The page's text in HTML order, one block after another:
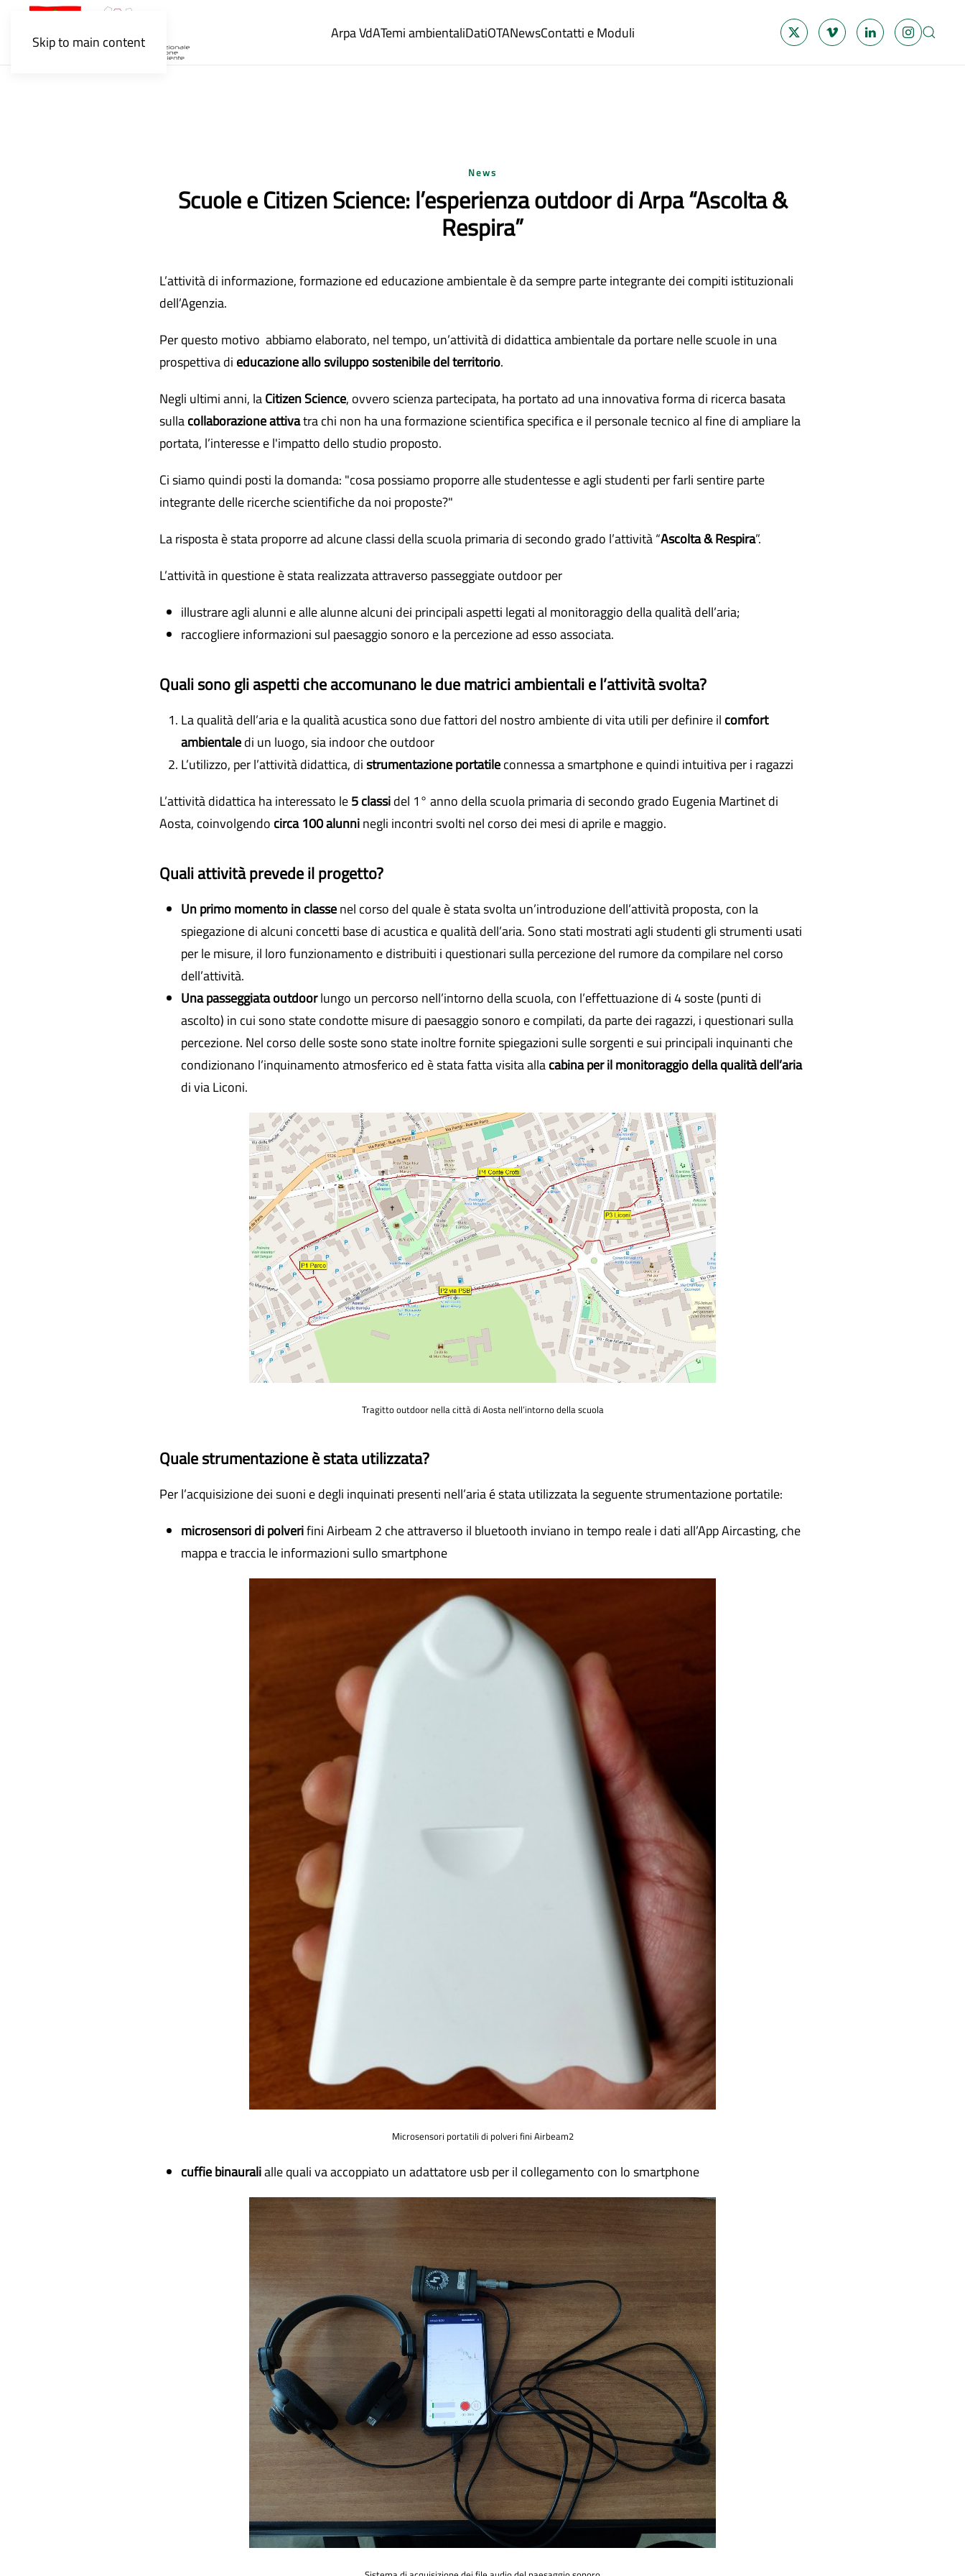
Skip to main content Arpa VdATemi ambientaliDatiOTANewsContatti e Moduli
News
Scuole e Citizen Science: l’esperienza outdoor di Arpa “Ascolta &
Respira”
L’attività di informazione, formazione ed educazione ambientale è da sempre parte integrante dei compiti istituzionali
dell’Agenzia.
Per questo motivo abbiamo elaborato, nel tempo, un’attività di didattica ambientale da portare nelle scuole in una
prospettiva di educazione allo sviluppo sostenibile del territorio.
Negli ultimi anni, laCitizen Science, ovvero scienza partecipata, ha portato ad una innovativa forma di ricerca basata
sullacollaborazione attivatra chi non ha una formazione scientifica specifica e il personale tecnico al fine di ampliare la
portata, l’interesse e l'impatto dello studio proposto.
Ci siamo quindi posti la domanda: "cosa possiamo proporre alle studentesse e agli studenti per farli sentire parte
integrante delle ricerche scientifiche da noi proposte?"
La risposta è stata proporre ad alcune classi della scuola primaria di secondo grado l’attività “Ascolta & Respira”.
L’attività in questione è stata realizzata attraverso passeggiate outdoor per
illustrare agli alunni e alle alunne alcuni dei principali aspetti legati al monitoraggio della qualità dell’aria;
raccogliere informazioni sul paesaggio sonoro e la percezione ad esso associata.
Quali sono gli aspetti che accomunano le due matrici ambientali e l’attività svolta?
La qualità dell’aria e la qualità acustica sono due fattori del nostro ambiente di vita utili per definire il comfort
ambientaledi un luogo, sia indoor che outdoor
L’utilizzo, per l’attività didattica, distrumentazione portatileconnessa a smartphone e quindi intuitiva per i ragazzi
L’attività didattica ha interessato le5 classidel 1° anno della scuola primaria di secondo grado Eugenia Martinet di
Aosta, coinvolgendo circa 100 alunninegli incontri svolti nel corso dei mesi di aprile e maggio.
Quali attività prevede il progetto?
Un primo momento in classenel corso del quale è stata svolta un’introduzione dell’attività proposta, con la
spiegazione di alcuni concetti base di acustica e qualità dell’aria. Sono stati mostrati agli studenti gli strumenti usati
per le misure, il loro funzionamento e distribuiti i questionari sulla percezione del rumore da compilare nel corso
dell’attività.
Una passeggiata outdoorlungo un percorso nell’intorno della scuola, con l’effettuazione di 4 soste (punti di
ascolto) in cui sono state condotte misure di paesaggio sonoro e compilati, da parte dei ragazzi, i questionari sulla
percezione. Nel corso delle soste sono state inoltre fornite spiegazioni sulle sorgenti e sui principali inquinanti che
condizionano l’inquinamento atmosferico ed è stata fatta visita allacabina per il monitoraggio della qualità dell’aria
di via Liconi.
Tragitto outdoor nella città di Aosta nell’intorno della scuola
Quale strumentazione è stata utilizzata?
Per l’acquisizione dei suoni e degli inquinati presenti nell’aria é stata utilizzata la seguente strumentazione portatile:
microsensori di polverifini Airbeam 2 che attraverso il bluetooth inviano in tempo reale i dati all’App Aircasting, che
mappa e traccia le informazioni sullo smartphone
Microsensori portatili di polveri fini Airbeam2
cuffie binauralialle quali va accoppiato un adattatore usb per il collegamento con lo smartphone